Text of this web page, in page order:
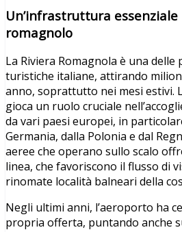
Un’infrastruttura
romagnolo
La Riviera Romagnola è una
turistiche italiane, attirando
anno, soprattutto nei mesi estivi.
gioca un ruolo cruciale
da vari paesi europei, in
Germania, dalla Polonia e dal
aeree che operano sullo scalo
linea, che favoriscono il flusso di
rinomate località balneari della
Negli ultimi anni, l’aeroporto ha
propria offerta, puntando anche